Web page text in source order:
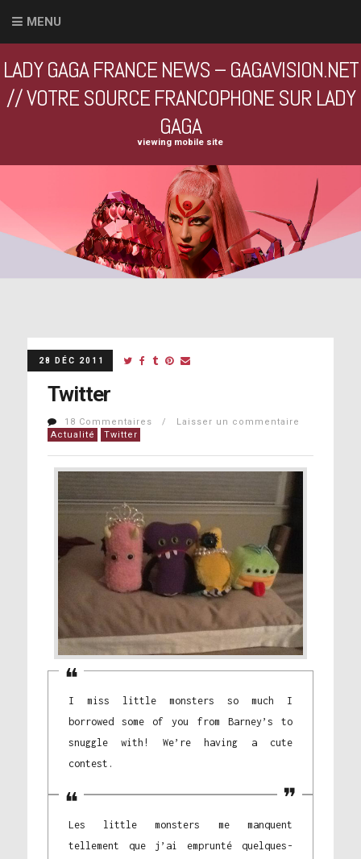
MENU
LADY GAGA FRANCE NEWS – GAGAVISION.NET
// VOTRE SOURCE FRANCOPHONE SUR LADY
GAGA
viewing mobile site
28 DÉC 2011
Twitter
18 Commentaires / Laisser un commentaire
Actualité
Twitter
I miss little monsters so much I
borrowed some of you from Barney’s to
snuggle with! We’re having a cute
contest.
Les little monsters me manquent
tellement que j’ai emprunté quelques-